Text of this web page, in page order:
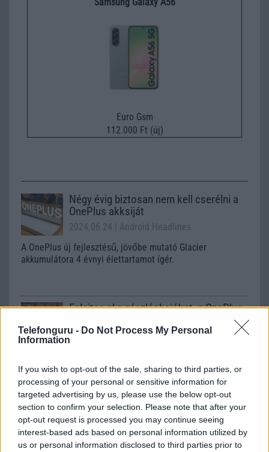
Telefonguru - Do Not Process My Personal
Information
If you wish to opt-out of the sale, sharing to third parties, or
processing of your personal or sensitive information for
targeted advertising by us, please use the below opt-out
section to confirm your selection. Please note that after your
opt-out request is processed you may continue seeing
interest-based ads based on personal information utilized by
us or personal information disclosed to third parties prior to
Samsung Galaxy A56
Euro Gsm
112.000 Ft (új)
Négy évig biztosan nem kell cserélni a
OnePlus akksiját
2024.06.24
| Android Headlines
A OnePlus új fejlesztésű, jövőbe mutató Glacier
akkumulátora 4 évnyi élettartamot ígér.
Felejtse el a zászlóshajókat, a OnePlus
2024.01.08 | Android Central
modellje, amely egyes országokban OnePlus 12R néven
kerül a piacra.
A legjobb telefonok gyerekeknek 2024-
ben
2024.07.28| Android Police